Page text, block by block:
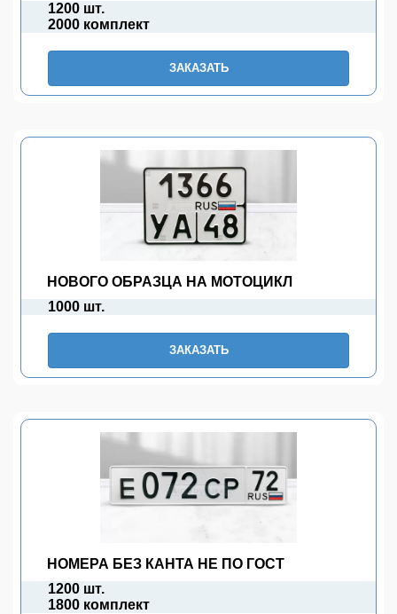
1200 шт.
2000 комплект
ЗАКАЗАТЬ
НОВОГО ОБРАЗЦА НА МОТОЦИКЛ
1000 шт.
ЗАКАЗАТЬ
НОМЕРА БЕЗ КАНТА НЕ ПО ГОСТ
1200 шт.
1800 комплект